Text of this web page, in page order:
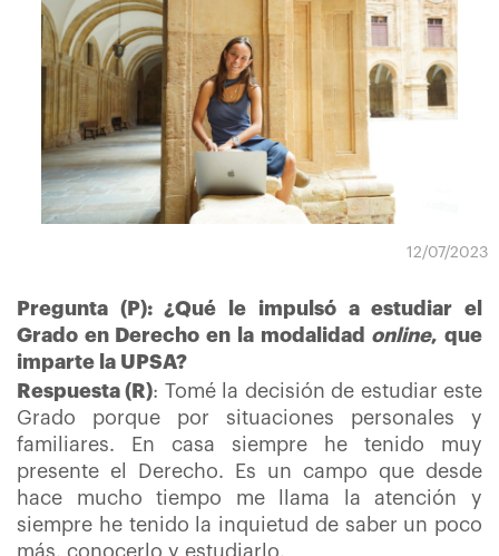
12/07/2023
Pregunta (P): ¿Qué le impulsó a estudiar el
Grado en Derecho en la modalidad online, que
imparte la UPSA?
Respuesta (R): Tomé la decisión de estudiar este
Grado porque por situaciones personales y
familiares. En casa siempre he tenido muy
presente el Derecho. Es un campo que desde
hace mucho tiempo me llama la atención y
siempre he tenido la inquietud de saber un poco
más, conocerlo y estudiarlo.